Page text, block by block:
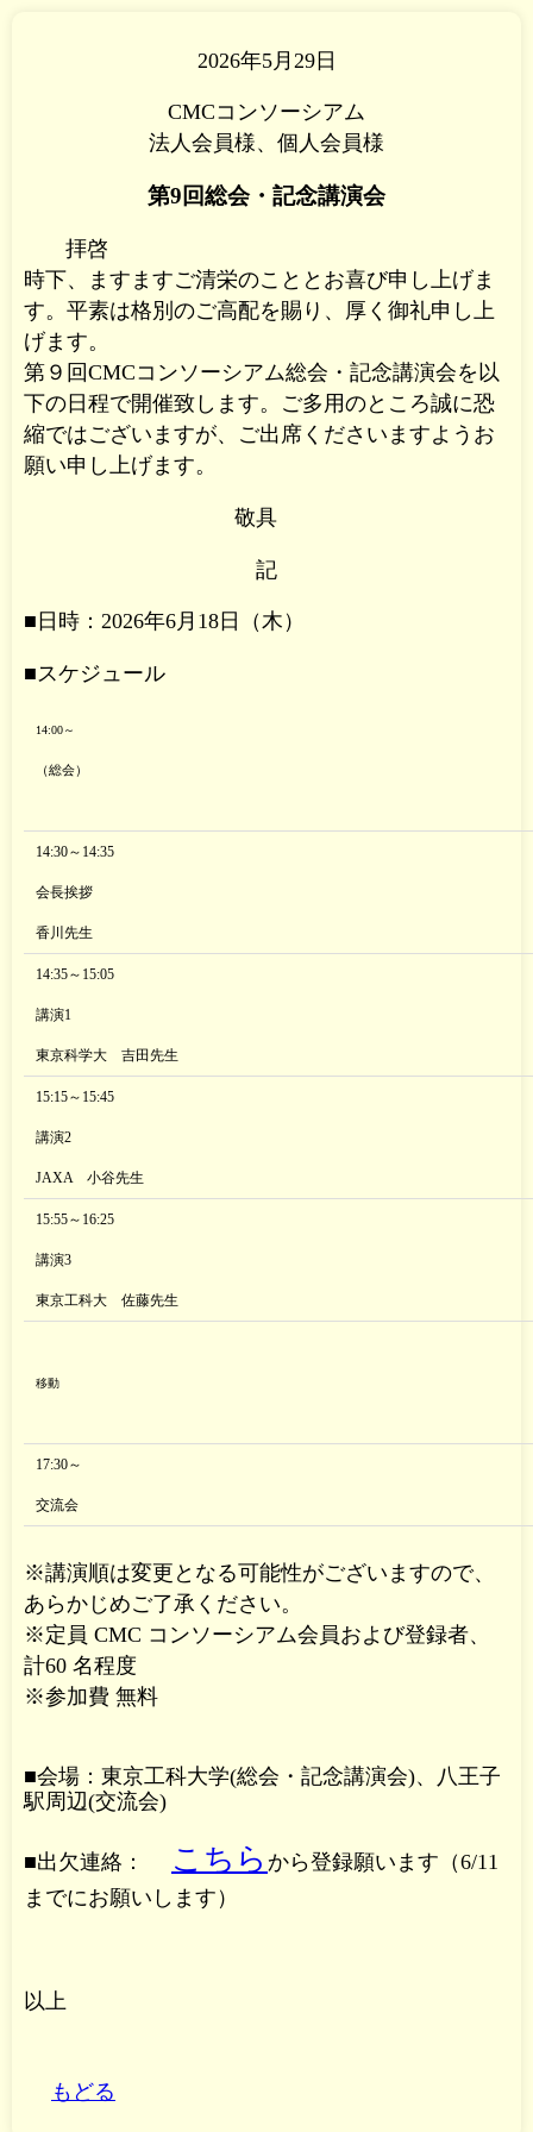
2026年5月29日
CMCコンソーシアム
法人会員様、個人会員様
第9回総会・記念講演会
拝啓
時下、ますますご清栄のこととお喜び申し上げま
す。平素は格別のご高配を賜り、厚く御礼申し上
げます。
第９回CMCコンソーシアム総会・記念講演会を以
下の日程で開催致します。ご多用のところ誠に恐
縮ではございますが、ご出席くださいますようお
願い申し上げます。
敬具
記
■日時：2026年6月18日（木）
■スケジュール
14:00～
（総会）
14:30～14:35
会長挨拶
香川先生
14:35～15:05
講演1
東京科学大 吉田先生
15:15～15:45
講演2
JAXA 小谷先生
15:55～16:25
講演3
東京工科大 佐藤先生
移動
17:30～
交流会
※講演順は変更となる可能性がございますので、
あらかじめご了承ください。
※定員 CMC コンソーシアム会員および登録者、
計60 名程度
※参加費 無料
■会場：東京工科大学(総会・記念講演会)、八王子
駅周辺(交流会)
■出欠連絡： こちら から登録願います（6/11
までにお願いします）
以上
もどる